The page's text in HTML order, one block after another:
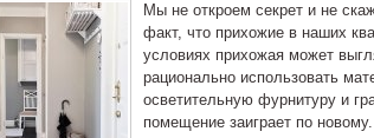
Мы не откроем секрет и не
факт, что прихожие в наших
условиях прихожая может
рационально использовать
осветительную фурнитуру и
помещение заиграет по